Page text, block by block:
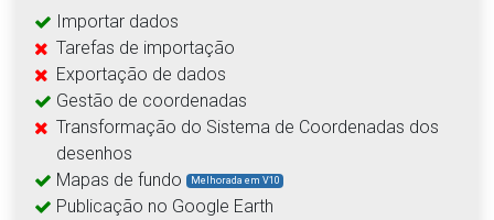
Importar dados
Tarefas de importação
Exportação de dados
Gestão de coordenadas
Transformação do Sistema de Coordenadas dos
desenhos
Mapas de fundo
Melhorada em V10
Publicação no Google Earth